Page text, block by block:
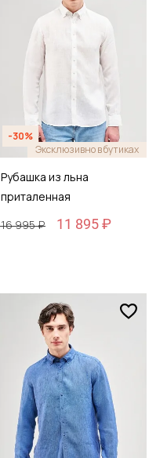
-30%
Эксклюзивно в бутиках
Рубашка из льна
приталенная
16 995 ₽
11 895 ₽